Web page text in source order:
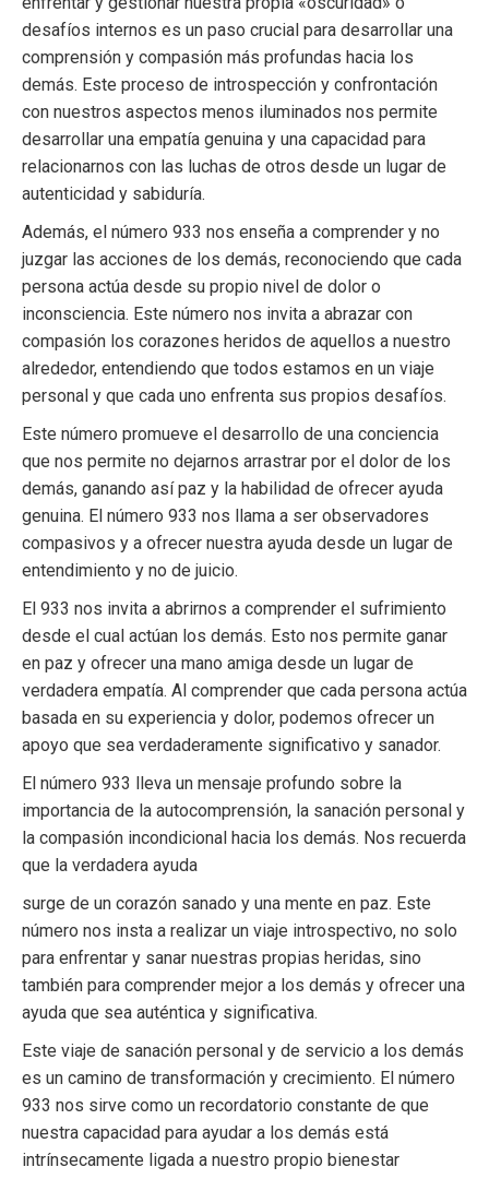
desafíos internos es un paso crucial para desarrollar una
comprensión y compasión más profundas hacia los
demás. Este proceso de introspección y confrontación
con nuestros aspectos menos iluminados nos permite
desarrollar una empatía genuina y una capacidad para
relacionarnos con las luchas de otros desde un lugar de
autenticidad y sabiduría.
Además, el número 933 nos enseña a comprender y no
juzgar las acciones de los demás, reconociendo que cada
persona actúa desde su propio nivel de dolor o
inconsciencia. Este número nos invita a abrazar con
compasión los corazones heridos de aquellos a nuestro
alrededor, entendiendo que todos estamos en un viaje
personal y que cada uno enfrenta sus propios desafíos.
Este número promueve el desarrollo de una conciencia
que nos permite no dejarnos arrastrar por el dolor de los
demás, ganando así paz y la habilidad de ofrecer ayuda
genuina. El número 933 nos llama a ser observadores
compasivos y a ofrecer nuestra ayuda desde un lugar de
entendimiento y no de juicio.
El 933 nos invita a abrirnos a comprender el sufrimiento
desde el cual actúan los demás. Esto nos permite ganar
en paz y ofrecer una mano amiga desde un lugar de
verdadera empatía. Al comprender que cada persona actúa
basada en su experiencia y dolor, podemos ofrecer un
apoyo que sea verdaderamente significativo y sanador.
El número 933 lleva un mensaje profundo sobre la
importancia de la autocomprensión, la sanación personal y
la compasión incondicional hacia los demás. Nos recuerda
que la verdadera ayuda
surge de un corazón sanado y una mente en paz. Este
número nos insta a realizar un viaje introspectivo, no solo
para enfrentar y sanar nuestras propias heridas, sino
también para comprender mejor a los demás y ofrecer una
ayuda que sea auténtica y significativa.
Este viaje de sanación personal y de servicio a los demás
es un camino de transformación y crecimiento. El número
933 nos sirve como un recordatorio constante de que
nuestra capacidad para ayudar a los demás está
intrínsecamente ligada a nuestro propio bienestar